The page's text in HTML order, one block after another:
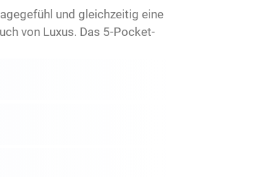
und gleichzeitig eine
von Luxus. Das 5-Pocket-